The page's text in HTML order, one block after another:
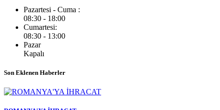
Pazartesi - Cuma :
08:30 - 18:00
Cumartesi:
08:30 - 13:00
Pazar
Kapalı
Son Eklenen Haberler